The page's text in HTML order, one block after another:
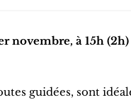
novembre, à 15h (2h)
guidées, sont